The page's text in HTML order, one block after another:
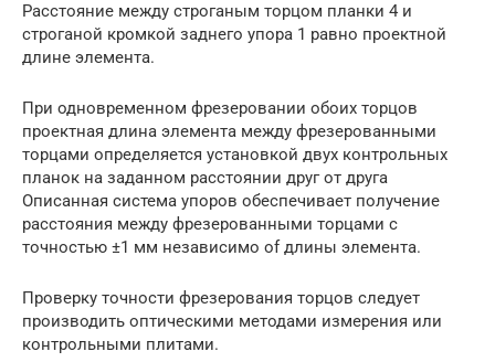
Расстояние между строганым торцом планки 4 и
строганой кромкой заднего упора 1 равно проектной
длине элемента.
При одновременном фрезеровании обоих торцов
проектная длина элемента между фрезерованными
торцами определяется установкой двух контрольных
планок на заданном расстоянии друг от друга
Описанная система упоров обеспечивает получение
расстояния между фрезерованными торцами с
точностью ±1 мм независимо of длины элемента.
Проверку точности фрезерования торцов следует
производить оптическими методами измерения или
контрольными плитами.